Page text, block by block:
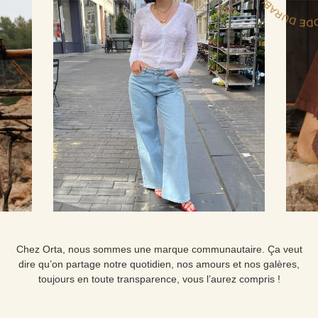
Chez Orta, nous sommes une marque communautaire. Ça veut
dire qu’on partage notre quotidien, nos amours et nos galères,
toujours en toute transparence, vous l’aurez compris !